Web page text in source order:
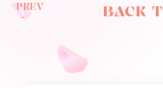
PREV BACK